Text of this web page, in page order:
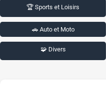
🏆 Sports et Loisirs
🚗 Auto et Moto
🧩 Divers